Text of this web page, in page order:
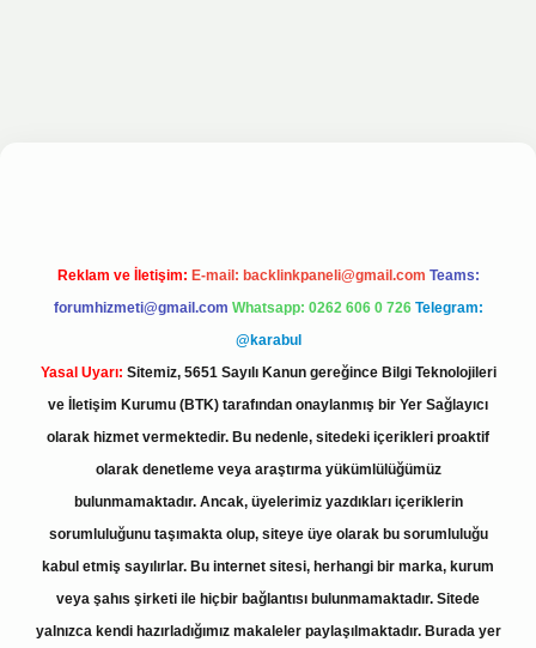
Reklam ve İletişim: E-mail: backlinkpaneli@gmail.com Teams:
forumhizmeti@gmail.com Whatsapp: 0262 606 0 726 Telegram:
@karabul
Yasal Uyarı: Sitemiz, 5651 Sayılı Kanun gereğince Bilgi Teknolojileri
ve İletişim Kurumu (BTK) tarafından onaylanmış bir Yer Sağlayıcı
olarak hizmet vermektedir. Bu nedenle, sitedeki içerikleri proaktif
olarak denetleme veya araştırma yükümlülüğümüz
bulunmamaktadır. Ancak, üyelerimiz yazdıkları içeriklerin
sorumluluğunu taşımakta olup, siteye üye olarak bu sorumluluğu
kabul etmiş sayılırlar. Bu internet sitesi, herhangi bir marka, kurum
veya şahıs şirketi ile hiçbir bağlantısı bulunmamaktadır. Sitede
yalnızca kendi hazırladığımız makaleler paylaşılmaktadır. Burada yer